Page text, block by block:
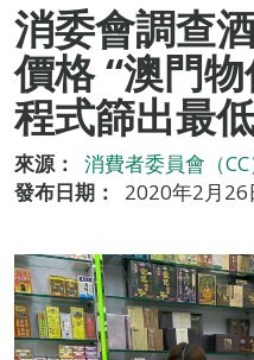
消委會調查
價格 “澳門
程式篩出最
來源：
消費者委員會（CC
發布日期：
2020年2月26